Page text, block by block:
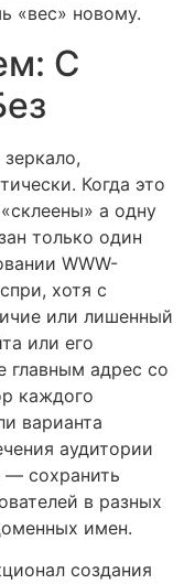
«вес» новому.
С
Когда это
а одну
только один
WWW-
хотя с
или лишенный
или его
главным адрес со
каждого
варианта
аудитории
— сохранить
в разных
имен.
создания